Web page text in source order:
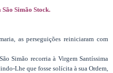
São Simão Stock.
as perseguições reiniciaram com
Simão recorria à Virgem Santíssima
Lhe que fosse solícita à sua Ordem,